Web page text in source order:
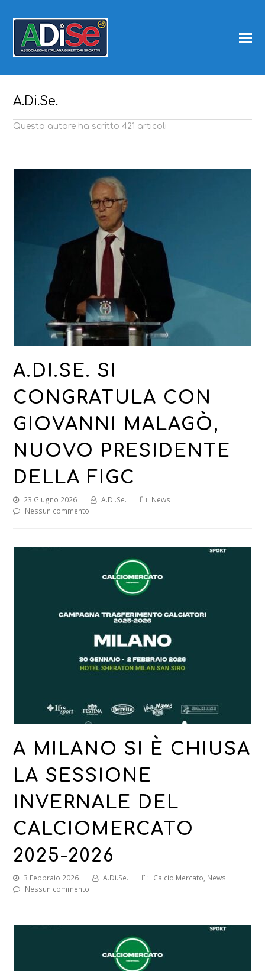
A.Di.Se.
Questo autore ha scritto 421 articoli
A.DI.SE. SI
CONGRATULA CON
GIOVANNI MALAGÒ,
NUOVO PRESIDENTE
DELLA FIGC
23 Giugno 2026 A.Di.Se.
News
Nessun commento
A MILANO SI È CHIUSA
LA SESSIONE
INVERNALE DEL
CALCIOMERCATO
2025-2026
3 Febbraio 2026 A.Di.Se. Calcio Mercato, News
Nessun commento